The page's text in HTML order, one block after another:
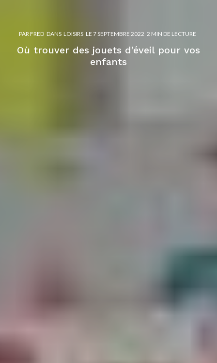
PAR FRED DANS LOISIRS LE 7 SEPTEMBRE 2022 2 MIN DE LECTURE
Où trouver des jouets d’éveil pour vos
enfants